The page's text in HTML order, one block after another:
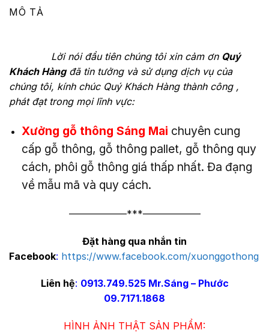
MÔ TẢ
Lời nói đầu tiên chúng tôi xin cảm ơn Quý
Khách Hàngđã tin tưởng và sử dụng dịch vụ của
chúng tôi, kính chúc Quý Khách Hàng thành công ,
phát đạt trong mọi lĩnh vực:
Xưởng gỗ thông Sáng Mai chuyên cung
cấp gỗ thông, gỗ thông pallet, gỗ thông quy
cách, phôi gỗ thông giá thấp nhất. Đa đạng
về mẫu mã và quy cách.
——————***——————
Đặt hàng qua nhắn tin
Facebook: https://www.facebook.com/xuonggothong
Liên hệ: 0913.749.525 Mr.Sáng – Phước
09.7171.1868
HÌNH ẢNH THẬT SẢN PHẨM: